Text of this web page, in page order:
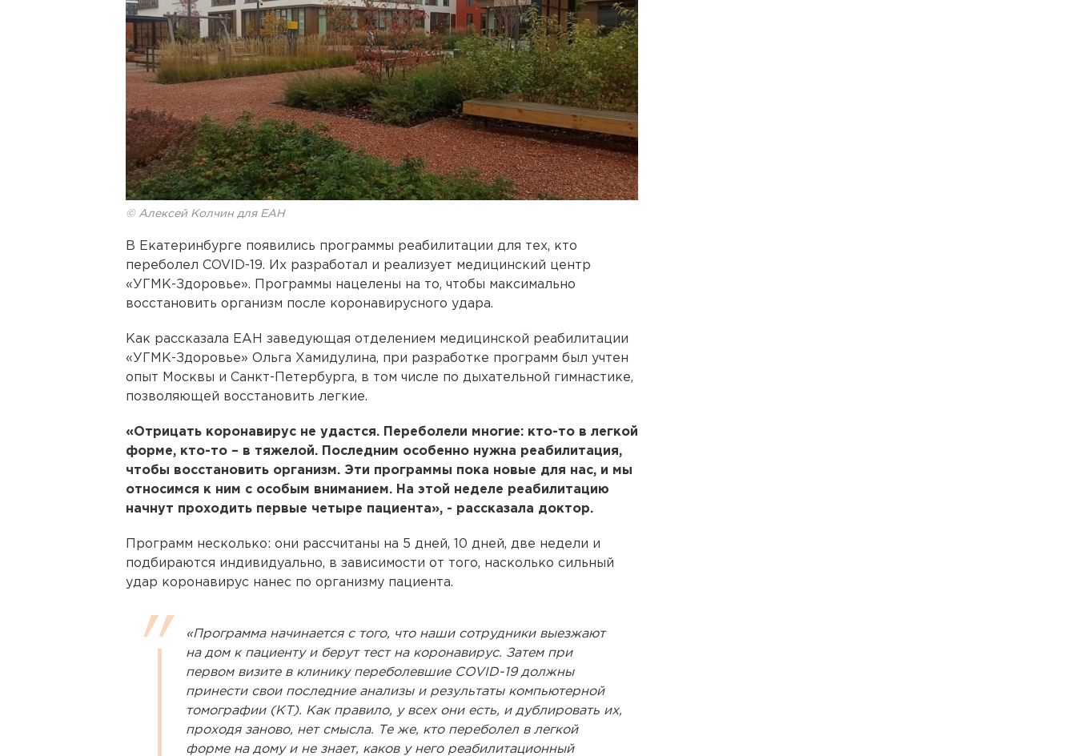
© Алексей Колчин для ЕАН
В Екатеринбурге появились программы реабилитации для тех, кто
переболел COVID-19. Их разработал и реализует медицинский центр
«УГМК-Здоровье». Программы нацелены на то, чтобы максимально
восстановить организм после коронавирусного удара.
Как рассказала ЕАН заведующая отделением медицинской реабилитации
«УГМК-Здоровье» Ольга Хамидулина, при разработке программ был учтен
опыт Москвы и Санкт-Петербурга, в том числе по дыхательной гимнастике,
позволяющей восстановить легкие.
«Отрицать коронавирус не удастся. Переболели многие: кто-то в легкой
форме, кто-то – в тяжелой. Последним особенно нужна реабилитация,
чтобы восстановить организм. Эти программы пока новые для нас, и мы
относимся к ним с особым вниманием. На этой неделе реабилитацию
начнут проходить первые четыре пациента», - рассказала доктор.
Программ несколько: они рассчитаны на 5 дней, 10 дней, две недели и
подбираются индивидуально, в зависимости от того, насколько сильный
удар коронавирус нанес по организму пациента.
«Программа начинается с того, что наши сотрудники выезжают
на дом к пациенту и берут тест на коронавирус. Затем при
первом визите в клинику переболевшие COVID-19 должны
принести свои последние анализы и результаты компьютерной
томографии (КТ). Как правило, у всех они есть, и дублировать их,
проходя заново, нет смысла. Те же, кто переболел в легкой
форме на дому и не знает, каков у него реабилитационный